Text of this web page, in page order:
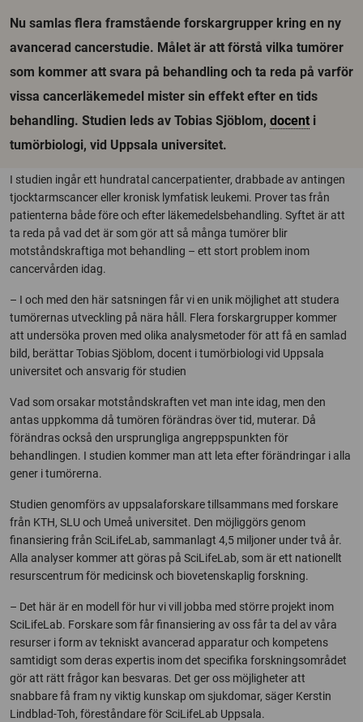
Nu samlas flera framstående forskargrupper kring en ny
avancerad cancerstudie. Målet är att förstå vilka tumörer
som kommer att svara på behandling och ta reda på varför
vissa cancerläkemedel mister sin effekt efter en tids
behandling. Studien leds av Tobias Sjöblom, docent i
tumörbiologi, vid Uppsala universitet.
I studien ingår ett hundratal cancerpatienter, drabbade av antingen
tjocktarmscancer eller kronisk lymfatisk leukemi. Prover tas från
patienterna både före och efter läkemedelsbehandling. Syftet är att
ta reda på vad det är som gör att så många tumörer blir
motståndskraftiga mot behandling – ett stort problem inom
cancervården idag.
– I och med den här satsningen får vi en unik möjlighet att studera
tumörernas utveckling på nära håll. Flera forskargrupper kommer
att undersöka proven med olika analysmetoder för att få en samlad
bild, berättar Tobias Sjöblom, docent i tumörbiologi vid Uppsala
universitet och ansvarig för studien
Vad som orsakar motståndskraften vet man inte idag, men den
antas uppkomma då tumören förändras över tid, muterar. Då
förändras också den ursprungliga angreppspunkten för
behandlingen. I studien kommer man att leta efter förändringar i alla
gener i tumörerna.
Studien genomförs av uppsalaforskare tillsammans med forskare
från KTH, SLU och Umeå universitet. Den möjliggörs genom
finansiering från SciLifeLab, sammanlagt 4,5 miljoner under två år.
Alla analyser kommer att göras på SciLifeLab, som är ett nationellt
resurscentrum för medicinsk och biovetenskaplig forskning.
– Det här är en modell för hur vi vill jobba med större projekt inom
SciLifeLab. Forskare som får finansiering av oss får ta del av våra
resurser i form av tekniskt avancerad apparatur och kompetens
samtidigt som deras expertis inom det specifika forskningsområdet
gör att rätt frågor kan besvaras. Det ger oss möjligheter att
snabbare få fram ny viktig kunskap om sjukdomar, säger Kerstin
Lindblad-Toh, föreståndare för SciLifeLab Uppsala.